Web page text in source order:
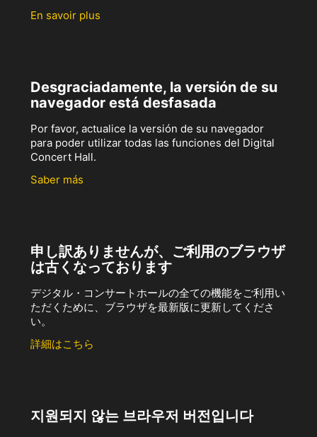
En savoir plus
Desgraciadamente, la versión de su
navegador está desfasada
Por favor, actualice la versión de su navegador
para poder utilizar todas las funciones del Digital
Concert Hall.
Saber más
申し訳ありませんが、ご利用のブラウザ
は古くなっております
デジタル・コンサートホールの全ての機能をご利用い
ただくために、ブラウザを最新版に更新してくださ
い。
詳細はこちら
지원되지 않는 브라우저 버전입니다